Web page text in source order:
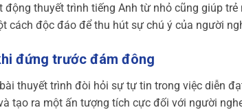
động thuyết trình tiếng Anh từ nhỏ cũng giúp
cách độc đáo để thu hút sự chú ý của người
đứng trước đám đông
thuyết trình đòi hỏi sự tự tin trong việc diễn
tạo ra một ấn tượng tích cực đối với người